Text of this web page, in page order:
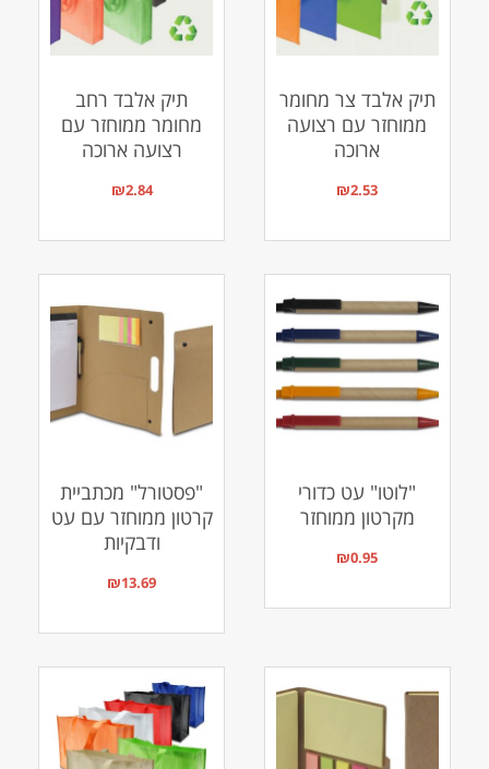
תיק אלבד צר מחומר
ממוחזר עם רצועה
ארוכה
₪2.53
תיק אלבד רחב
מחומר ממוחזר עם
רצועה ארוכה
₪2.84
"לוטו" עט כדורי
מקרטון ממוחזר
₪0.95
"פסטורל" מכתביית
קרטון ממוחזר עם עט
ודבקיות
₪13.69